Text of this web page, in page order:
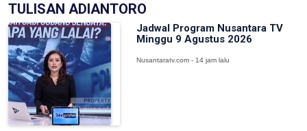
TULISAN ADIANTORO
Jadwal Program Nusantara TV
Minggu 9 Agustus 2026
Nusantaratv.com - 14 jam lalu